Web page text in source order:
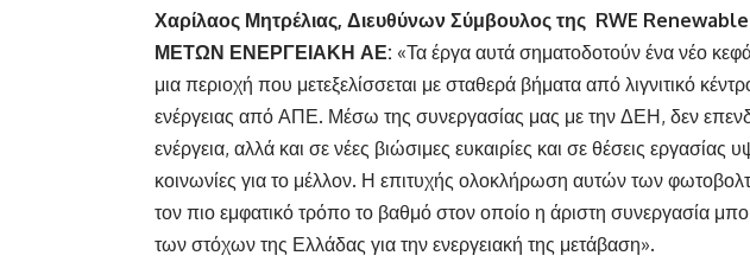
Χαρίλαος Μητρέλιας, Διευθύνων Σύμβουλος της RWE
ΜΕΤΩΝ ΕΝΕΡΓΕΙΑΚΗ ΑΕ: «Τα έργα αυτά σηματοδοτούν ένα νέο
μια περιοχή που μετεξελίσσεται με σταθερά βήματα από λιγνιτικό
ενέργειας από ΑΠΕ. Μέσω της συνεργασίας μας με την ΔΕΗ, δεν
ενέργεια, αλλά και σε νέες βιώσιμες ευκαιρίες και σε θέσεις εργασίας
κοινωνίες για το μέλλον. Η επιτυχής ολοκλήρωση αυτών των
τον πιο εμφατικό τρόπο το βαθμό στον οποίο η άριστη συνεργασία
των στόχων της Ελλάδας για την ενεργειακή της μετάβαση».